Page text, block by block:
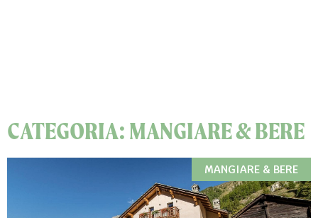
CATEGORIA: MANGIARE & BERE
MANGIARE & BERE